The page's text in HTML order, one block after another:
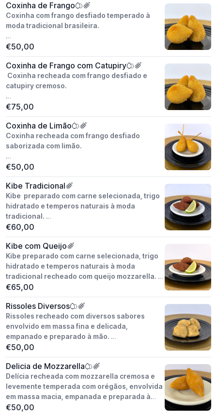
Coxinha de Frango
Coxinha com frango desfiado temperado à
moda tradicional brasileira.
Peso unitário: aprox. 30g
Modo de preparo: artesanal
Congelado / pronto para fritar.
Valor do cento.
€50,00
Coxinha de Frango com Catupiry
Coxinha recheada com frango desfiado e
catupiry cremoso.
Peso unitário: aprox. 30g
Modo de preparo: artesanal
Congelado / pronto para fritar.
Valor do cento.
€75,00
Coxinha de Limão
Coxinha recheada com frango desfiado
saborizada com limão.
Peso unitário: aprox. 30g
Modo de preparo: artesanal
Congelado / pronto para fritar.
Valor do cento.
€50,00
Kibe Tradicional
Kibe preparado com carne selecionada, trigo
hidratado e temperos naturais à moda
tradicional.
Peso unitário: aprox. 30g
Modo de preparo: artesanal
Congelado / pronto para fritar ou assar.
Valor do cento.
€60,00
Kibe com Queijo
Kibe preparado com carne selecionada, trigo
hidratado e temperos naturais à moda
tradicional recheado com queijo mozzarella.
Peso unitário: aprox. 30g
Conservação: congelado
Modo de preparo: fritar ou assar.
Valor do Cento.
€65,00
Rissoles Diversos
Rissoles recheado com diversos sabores
envolvido em massa fina e delicada,
empanado e preparado à mão.
Sabores: Alho Frances, Milho, Mozzarella e
Fiambre e Queijo.
Peso unitário: aprox. 30g
Conservação: congelado
Modo de preparo: fritar ou assar.
Valor do Cento.
€50,00
Delicia de Mozzarella
Delícia recheada com mozzarella cremosa e
levemente temperada com orégãos, envolvida
em massa macia, empanada e preparada à
mão.
€50,00